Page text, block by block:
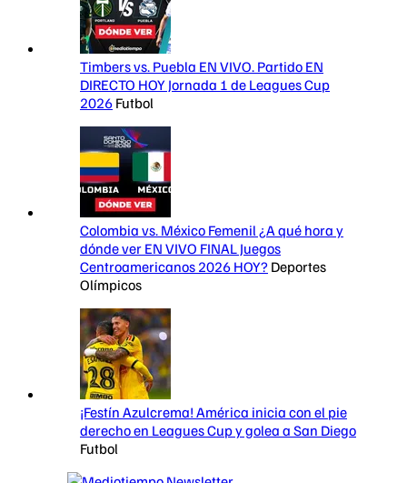
Timbers vs. Puebla EN VIVO. Partido EN
DIRECTO HOY Jornada 1 de Leagues Cup
2026 Futbol
Colombia vs. México Femenil ¿A qué hora y
dónde ver EN VIVO FINAL Juegos
Centroamericanos 2026 HOY? Deportes
Olímpicos
¡Festín Azulcrema! América inicia con el pie
derecho en Leagues Cup y golea a San Diego
Futbol